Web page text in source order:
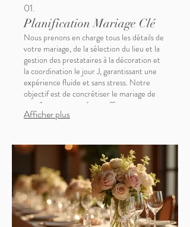
01.
Planification Mariage Clé
Nous prenons en charge tous les détails de
votre mariage, de la sélection du lieu et la
gestion des prestataires à la décoration et
la coordination le jour J, garantissant une
expérience fluide et sans stress. Notre
objectif est de concrétiser le mariage de
vos rêves tout en gérant efficacement
votre budget.
Afficher plus